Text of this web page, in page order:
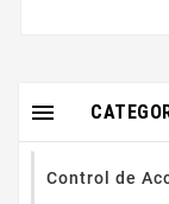

Control de